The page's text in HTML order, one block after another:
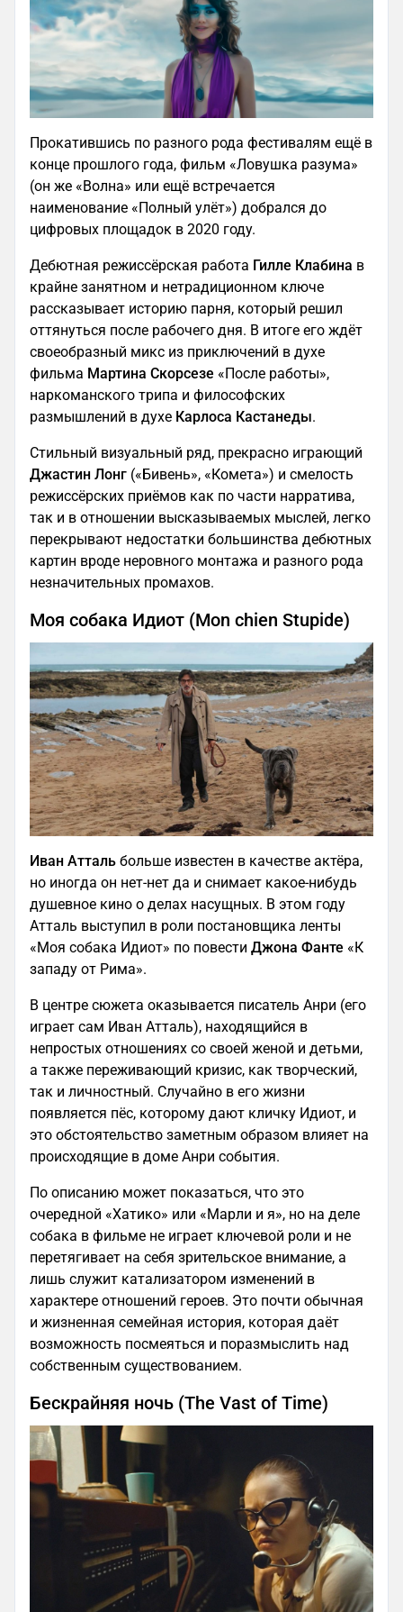
Прокатившись по разного рода фестивалям ещё в
конце прошлого года, фильм «Ловушка разума»
(он же «Волна» или ещё встречается
наименование «Полный улёт») добрался до
цифровых площадок в 2020 году.
Дебютная режиссёрская работа Гилле Клабина в
крайне занятном и нетрадиционном ключе
рассказывает историю парня, который решил
оттянуться после рабочего дня. В итоге его ждёт
своеобразный микс из приключений в духе
фильма Мартина Скорсезе «После работы»,
наркоманского трипа и философских
размышлений в духе Карлоса Кастанеды.
Стильный визуальный ряд, прекрасно играющий
Джастин Лонг («Бивень», «Комета») и смелость
режиссёрских приёмов как по части нарратива,
так и в отношении высказываемых мыслей, легко
перекрывают недостатки большинства дебютных
картин вроде неровного монтажа и разного рода
незначительных промахов.
Моя собака Идиот (Mon chien Stupide)
Иван Атталь больше известен в качестве актёра,
но иногда он нет-нет да и снимает какое-нибудь
душевное кино о делах насущных. В этом году
Атталь выступил в роли постановщика ленты
«Моя собака Идиот» по повести Джона Фанте «К
западу от Рима».
В центре сюжета оказывается писатель Анри (его
играет сам Иван Атталь), находящийся в
непростых отношениях со своей женой и детьми,
а также переживающий кризис, как творческий,
так и личностный. Случайно в его жизни
появляется пёс, которому дают кличку Идиот, и
это обстоятельство заметным образом влияет на
происходящие в доме Анри события.
По описанию может показаться, что это
очередной «Хатико» или «Марли и я», но на деле
собака в фильме не играет ключевой роли и не
перетягивает на себя зрительское внимание, а
лишь служит катализатором изменений в
характере отношений героев. Это почти обычная
и жизненная семейная история, которая даёт
возможность посмеяться и поразмыслить над
собственным существованием.
Бескрайняя ночь (The Vast of Time)